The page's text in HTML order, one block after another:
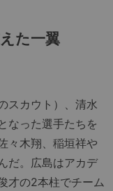
た一翼
スカウト）、清水
なった選手たちを
々木翔、稲垣祥や
だ。広島はアカデ
才の2本柱でチーム